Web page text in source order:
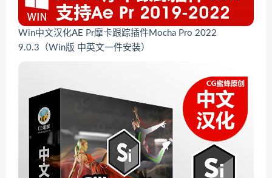
Win中文汉化AE Pr摩卡跟踪插件Mocha Pro 2022
9.0.3（Win版 中英文一件安装）